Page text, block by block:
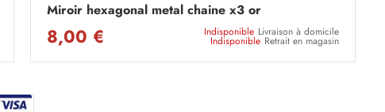
Miroir hexagonal metal chaine x3 or
8,00 € Indisponible Livraison à domicile
Indisponible Retrait en magasin